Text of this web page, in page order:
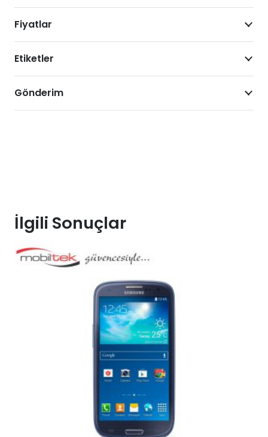
Grand
Prime
Arıza
Onarımı
Fiyatları
adet
Fiyatlar
Etiketler
Gönderim
İlgili Sonuçlar